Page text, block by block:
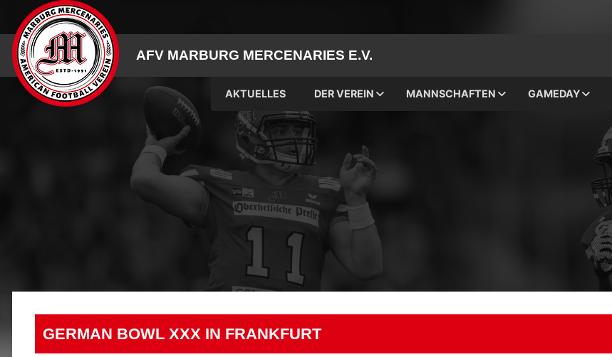
content
AFV MARBURG MERCENARIES E.V.
AKTUELLES DER VEREIN MANNSCHAFTEN GAMEDAY
GERMAN BOWL XXX IN FRANKFURT